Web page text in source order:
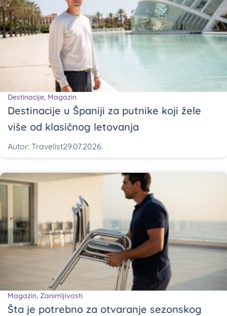
Destinacije, Magazin
Destinacije u Španiji za putnike koji žele
više od klasičnog letovanja
Autor: Travelist29.07.2026.
Magazin, Zanimljivosti
Šta je potrebno za otvaranje sezonskog